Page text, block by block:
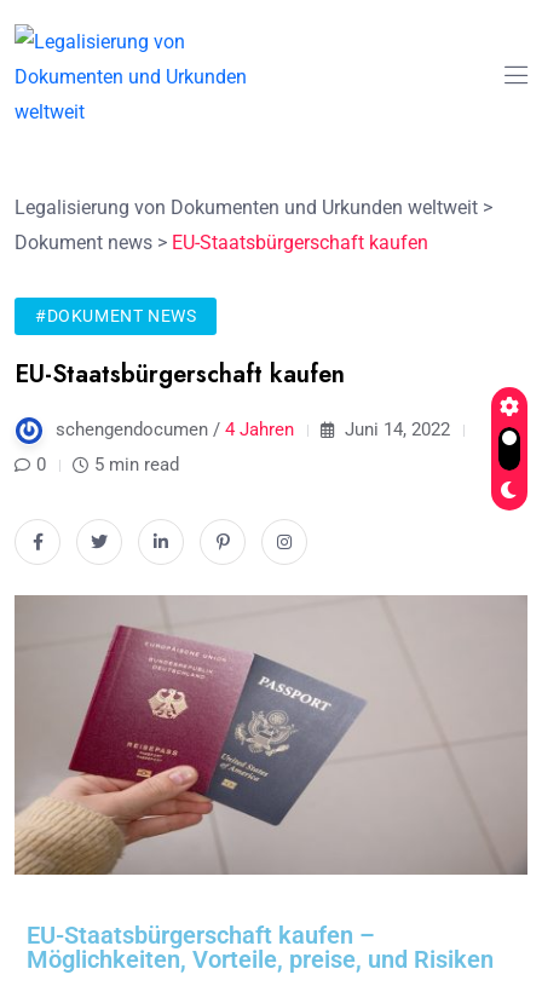
Legalisierung von Dokumenten und Urkunden weltweit >
Dokument news > EU-Staatsbürgerschaft kaufen
#DOKUMENT NEWS
EU-Staatsbürgerschaft kaufen
schengendocumen / 4 Jahren
Juni 14, 2022
0
5 min read
EU-Staatsbürgerschaft kaufen –
Möglichkeiten, Vorteile, preise, und Risiken